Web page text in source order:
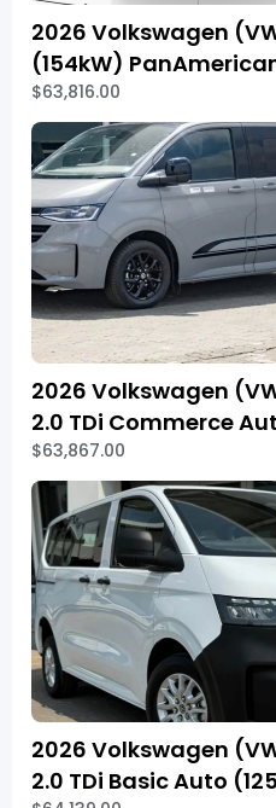
2026 Volkswagen
(154kW)
$63,816.00
2026 Volkswagen
2.0 TDi Commerce
$63,867.00
2026 Volkswagen
2.0 TDi Basic Auto